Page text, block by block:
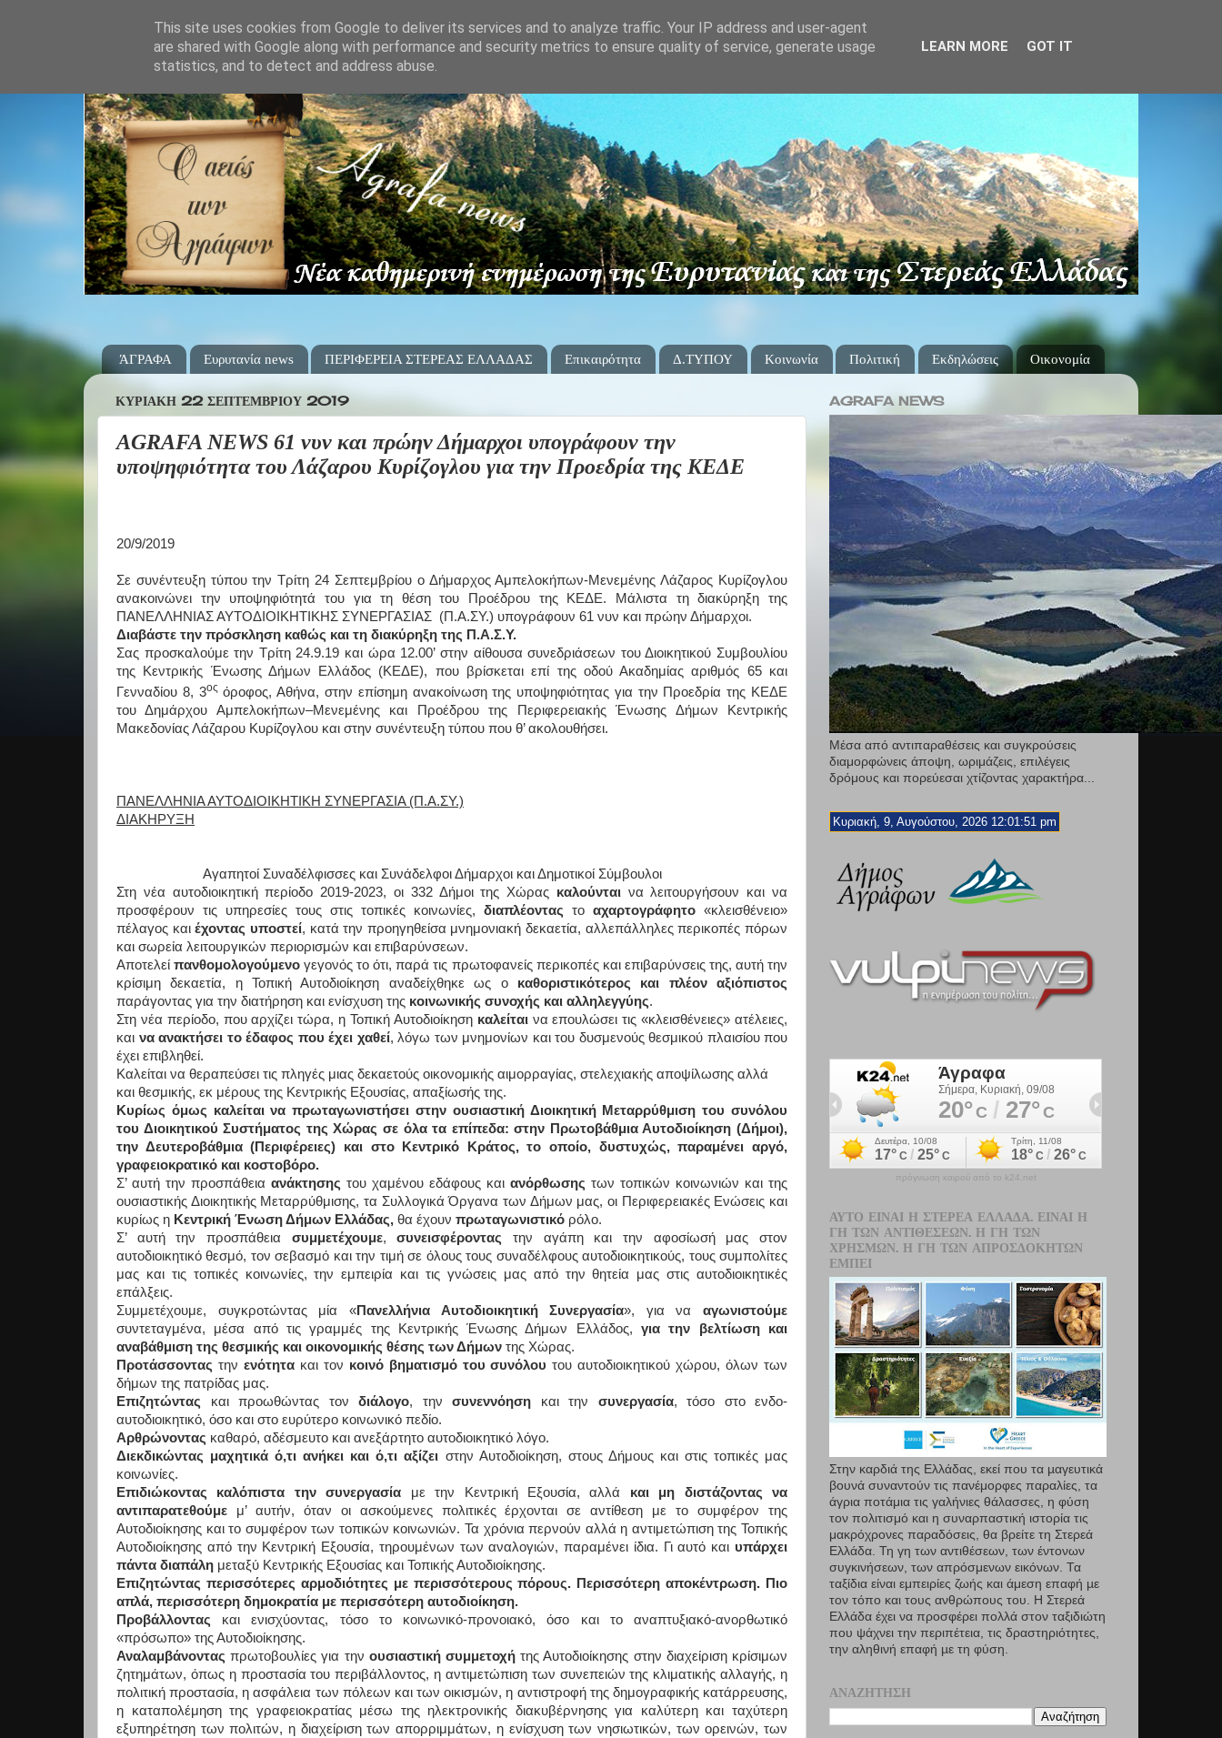
ΆΓΡΑΦΑ Ευρυτανία news ΠΕΡΙΦΕΡΕΙΑ ΣΤΕΡΕΑΣ ΕΛΛΑΔΑΣ Επικαιρότητα Δ.ΤΥΠΟΥ Κοινωνία Πολιτική Εκδηλώσεις Οικονομία
ΚΥΡΙΑΚΉ 22 ΣΕΠΤΕΜΒΡΊΟΥ 2019
AGRAFA NEWS 61 νυν και πρώην Δήμαρχοι υπογράφουν την
υποψηφιότητα του Λάζαρου Κυρίζογλου για την Προεδρία της ΚΕΔΕ
20/9/2019
Σε συνέντευξη τύπου την Τρίτη 24 Σεπτεμβρίου ο Δήμαρχος Αμπελοκήπων-Μενεμένης Λάζαρος Κυρίζογλου
ανακοινώνει την υποψηφιότητά του για τη θέση του Προέδρου της ΚΕΔΕ. Μάλιστα τη διακύρηξη της
ΠΑΝΕΛΛΗΝΙΑΣ ΑΥΤΟΔΙΟΙΚΗΤΙΚΗΣ ΣΥΝΕΡΓΑΣΙΑΣ (Π.Α.ΣΥ.) υπογράφουν 61 νυν και πρώην Δήμαρχοι.
Διαβάστε την πρόσκληση καθώς και τη διακύρηξη της Π.Α.Σ.Υ.
Σας προσκαλούμε την Τρίτη 24.9.19 και ώρα 12.00’ στην αίθουσα συνεδριάσεων του Διοικητικού Συμβουλίου
της Κεντρικής Ένωσης Δήμων Ελλάδος (ΚΕΔΕ), που βρίσκεται επί της οδού Ακαδημίας αριθμός 65 και
Γενναδίου 8, 3οςόροφος, Αθήνα, στην επίσημη ανακοίνωση της υποψηφιότητας για την Προεδρία της ΚΕΔΕ
του Δημάρχου Αμπελοκήπων–Μενεμένης και Προέδρου της Περιφερειακής Ένωσης Δήμων Κεντρικής
Μακεδονίας Λάζαρου Κυρίζογλου και στην συνέντευξη τύπου που θ’ ακολουθήσει.
ΠΑΝΕΛΛΗΝΙΑ ΑΥΤΟΔΙΟΙΚΗΤΙΚΗ ΣΥΝΕΡΓΑΣΙΑ (Π.Α.ΣΥ.)
ΔΙΑΚΗΡΥΞΗ
Αγαπητοί Συναδέλφισσες και Συνάδελφοι Δήμαρχοι και Δημοτικοί Σύμβουλοι
Στη νέα αυτοδιοικητική περίοδο 2019-2023, οι 332 Δήμοι της Χώρας καλούνται να λειτουργήσουν και να
προσφέρουν τις υπηρεσίες τους στις τοπικές κοινωνίες, διαπλέοντας το αχαρτογράφητο «κλεισθένειο»
πέλαγος καιέχοντας υποστεί, κατά την προηγηθείσα μνημονιακή δεκαετία, αλλεπάλληλες περικοπές πόρων
και σωρεία λειτουργικών περιορισμών και επιβαρύνσεων.
Αποτελείπανθομολογούμενογεγονός το ότι, παρά τις πρωτοφανείς περικοπές και επιβαρύνσεις της, αυτή την
κρίσιμη δεκαετία, η Τοπική Αυτοδιοίκηση αναδείχθηκε ως ο καθοριστικότερος και πλέον αξιόπιστος
παράγοντας για την διατήρηση και ενίσχυση της κοινωνικής συνοχής και αλληλεγγύης.
Στη νέα περίοδο, που αρχίζει τώρα, η Τοπική Αυτοδιοίκηση καλείται να επουλώσει τις «κλεισθένειες» ατέλειες,
και να ανακτήσει το έδαφος που έχει χαθεί, λόγω των μνημονίων και του δυσμενούς θεσμικού πλαισίου που
έχει επιβληθεί.
Καλείται να θεραπεύσει τις πληγές μιας δεκαετούς οικονομικής αιμορραγίας, στελεχιακής αποψίλωσης αλλά
και θεσμικής, εκ μέρους της Κεντρικής Εξουσίας, απαξίωσής της.
Κυρίως όμως καλείται να πρωταγωνιστήσει στην ουσιαστική Διοικητική Μεταρρύθμιση του συνόλου
του Διοικητικού Συστήματος της Χώρας σε όλα τα επίπεδα: στην Πρωτοβάθμια Αυτοδιοίκηση (Δήμοι),
την Δευτεροβάθμια (Περιφέρειες) και στο Κεντρικό Κράτος, το οποίο, δυστυχώς, παραμένει αργό,
γραφειοκρατικό και κοστοβόρο.
Σ’ αυτή την προσπάθεια ανάκτησης του χαμένου εδάφους και ανόρθωσης των τοπικών κοινωνιών και της
ουσιαστικής Διοικητικής Μεταρρύθμισης, τα Συλλογικά Όργανα των Δήμων μας, οι Περιφερειακές Ενώσεις και
κυρίως η Κεντρική Ένωση Δήμων Ελλάδας, θα έχουν πρωταγωνιστικό ρόλο.
Σ’ αυτή την προσπάθεια συμμετέχουμε,συνεισφέροντας την αγάπη και την αφοσίωσή μας στον
αυτοδιοικητικό θεσμό, τον σεβασμό και την τιμή σε όλους τους συναδέλφους αυτοδιοικητικούς, τους συμπολίτες
μας και τις τοπικές κοινωνίες, την εμπειρία και τις γνώσεις μας από την θητεία μας στις αυτοδιοικητικές
επάλξεις.
Συμμετέχουμε, συγκροτώντας μία «Πανελλήνια Αυτοδιοικητική Συνεργασία», για να αγωνιστούμε
συντεταγμένα, μέσα από τις γραμμές της Κεντρικής Ένωσης Δήμων Ελλάδος, για την βελτίωση και
αναβάθμιση της θεσμικής και οικονομικής θέσης των Δήμων της Χώρας.
Προτάσσοντας την ενότητακαι τον κοινό βηματισμό του συνόλου του αυτοδιοικητικού χώρου, όλων των
δήμων της πατρίδας μας.
Επιζητώντας και προωθώντας τον διάλογο, την συνεννόηση και την συνεργασία, τόσο στο ενδο-
αυτοδιοικητικό, όσο και στο ευρύτερο κοινωνικό πεδίο.
Αρθρώνοντας καθαρό, αδέσμευτο και ανεξάρτητο αυτοδιοικητικό λόγο.
Διεκδικώντας μαχητικά ό,τι ανήκει και ό,τι αξίζει στην Αυτοδιοίκηση, στους Δήμους και στις τοπικές μας
κοινωνίες.
Επιδιώκοντας καλόπιστα την συνεργασία με την Κεντρική Εξουσία, αλλά και μη διστάζοντας να
αντιπαρατεθούμε μ’ αυτήν, όταν οι ασκούμενες πολιτικές έρχονται σε αντίθεση με το συμφέρον της
Αυτοδιοίκησης και το συμφέρον των τοπικών κοινωνιών. Τα χρόνια περνούν αλλά η αντιμετώπιση της Τοπικής
Αυτοδιοίκησης από την Κεντρική Εξουσία, τηρουμένων των αναλογιών, παραμένει ίδια. Γι αυτό και υπάρχει
πάντα διαπάλη μεταξύ Κεντρικής Εξουσίας και Τοπικής Αυτοδιοίκησης.
Επιζητώντας περισσότερες αρμοδιότητες με περισσότερους πόρους. Περισσότερη αποκέντρωση. Πιο
απλά, περισσότερη δημοκρατία με περισσότερη αυτοδιοίκηση.
Προβάλλοντας και ενισχύοντας, τόσο το κοινωνικό-προνοιακό, όσο και το αναπτυξιακό-ανορθωτικό
«πρόσωπο» της Αυτοδιοίκησης.
Αναλαμβάνοντας πρωτοβουλίες για την ουσιαστική συμμετοχή της Αυτοδιοίκησης στην διαχείριση κρίσιμων
ζητημάτων, όπως η προστασία του περιβάλλοντος, η αντιμετώπιση των συνεπειών της κλιματικής αλλαγής, η
πολιτική προστασία, η ασφάλεια των πόλεων και των οικισμών, η αντιστροφή της δημογραφικής κατάρρευσης,
η καταπολέμηση της γραφειοκρατίας μέσω της ηλεκτρονικής διακυβέρνησης για καλύτερη και ταχύτερη
εξυπηρέτηση των πολιτών, η διαχείριση των απορριμμάτων, η ενίσχυση των νησιωτικών, των ορεινών, των
AGRAFA NEWS
Μέσα από αντιπαραθέσεις και συγκρούσεις
διαμορφώνεις άποψη, ωριμάζεις, επιλέγεις
δρόμους και πορεύεσαι χτίζοντας χαρακτήρα...
Κυριακή, 9, Αυγούστου, 2026 12:01:53 pm
πρόγνωση καιρού από το k24.net
ΑΥΤΌ ΕΊΝΑΙ Η ΣΤΕΡΕΆ ΕΛΛΆΔΑ. ΕΊΝΑΙ Η
ΓΗ ΤΩΝ ΑΝΤΙΘΈΣΕΩΝ. Η ΓΗ ΤΩΝ
ΧΡΗΣΜΏΝ. Η ΓΗ ΤΩΝ ΑΠΡΟΣΔΌΚΗΤΩΝ
ΕΜΠΕΙ
Στην καρδιά της Ελλάδας, εκεί που τα µαγευτικά
βουνά συναντούν τις πανέμορφες παραλίες, τα
άγρια ποτάμια τις γαλήνιες θάλασσες, η φύση
τον πολιτισμό και η συναρπαστική ιστορία τις
μακρόχρονες παραδόσεις, θα βρείτε τη Στερεά
Ελλάδα. Τη γη των αντιθέσεων, των έντονων
συγκινήσεων, των απρόσμενων εικόνων. Τα
ταξίδια είναι εμπειρίες ζωής και άμεση επαφή µε
τον τόπο και τους ανθρώπους του. Η Στερεά
Ελλάδα έχει να προσφέρει πολλά στον ταξιδιώτη
που ψάχνει την περιπέτεια, τις δραστηριότητες,
την αληθινή επαφή µε τη φύση.
ΑΝΑΖΉΤΗΣΗ
This site uses cookies from Google to deliver its services and to analyze traffic. Your IP address and user-agent
are shared with Google along with performance and security metrics to ensure quality of service, generate usage
statistics, and to detect and address abuse.
LEARN MORE GOT IT